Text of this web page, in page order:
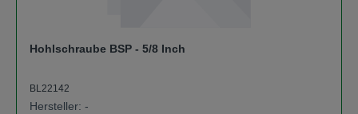
Hohlschraube BSP - 5/8 Inch
BL22142
Hersteller: -